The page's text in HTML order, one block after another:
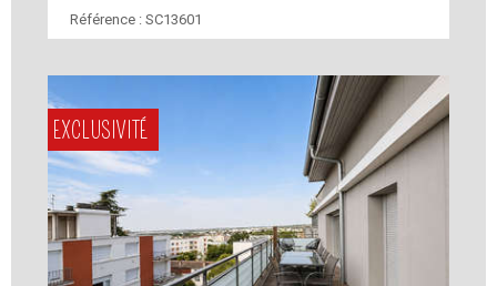
Référence : SC13601
EXCLUSIVITÉ